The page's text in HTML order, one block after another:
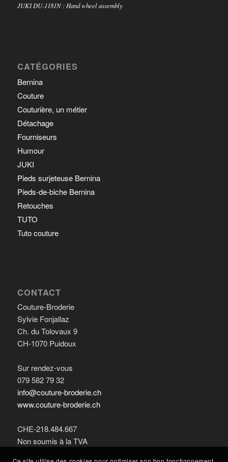
JUKI DU-1181N : Hand wheel assembly
CATÉGORIES
Bernina
Couture
Couturière, un métier
Détachage
Fourniseurs
Humour
JUKI
Pieds surjeteuse Bernina
Pieds-de-biche Bernina
Retouches
TUTO
Tuto couture
CONTACT
Couture-Broderie
Sylvie Fonjallaz
Ch. du Tolovaux 9
CH-1070 Puidoux
Sur rendez-vous
079 582 79 32
info@couture-broderie.ch
www.couture-broderie.ch
CHE-218.484.667
Non soumis à la TVA